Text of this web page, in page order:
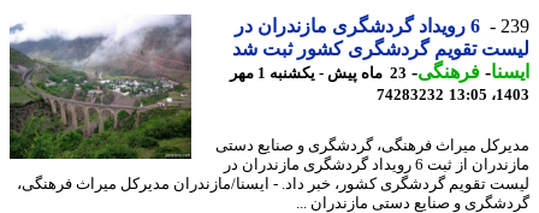
6 رویداد گردشگری مازندران در
تقویم گردشگری کشور ثبت شد
-فرهنگی-
23 ماه پیش - یکشنبه 1 مهر
74283232
میراث فرهنگی، گردشگری و صنایع دستی
مازندران از ثبت 6 رویداد گردشگری مازندران در
تقویم گردشگری کشور، خبر داد. - ایسنا/مازندران مدیرکل میراث فرهنگی،
و صنایع دستی مازندران ...